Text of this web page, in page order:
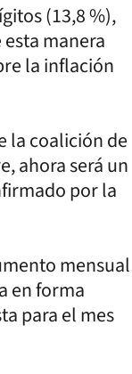
(13,8 %),
manera
la inflación
la coalición de
ahora será un
por la
mensual
en forma
para el mes